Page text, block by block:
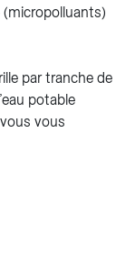
(micropolluants)
par tranche de
potable
vous